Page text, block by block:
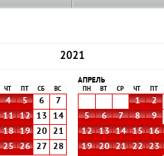
2021
ЧТ СБ ВС
4 5 6
7
11 12 13
14
18 19 20
21
25 26 27
28
АПРЕЛЬ
ПН ВТ СР ЧТ
1 2
5
6 7 8 9
12
13 14 15 16
19
20 21 22 23